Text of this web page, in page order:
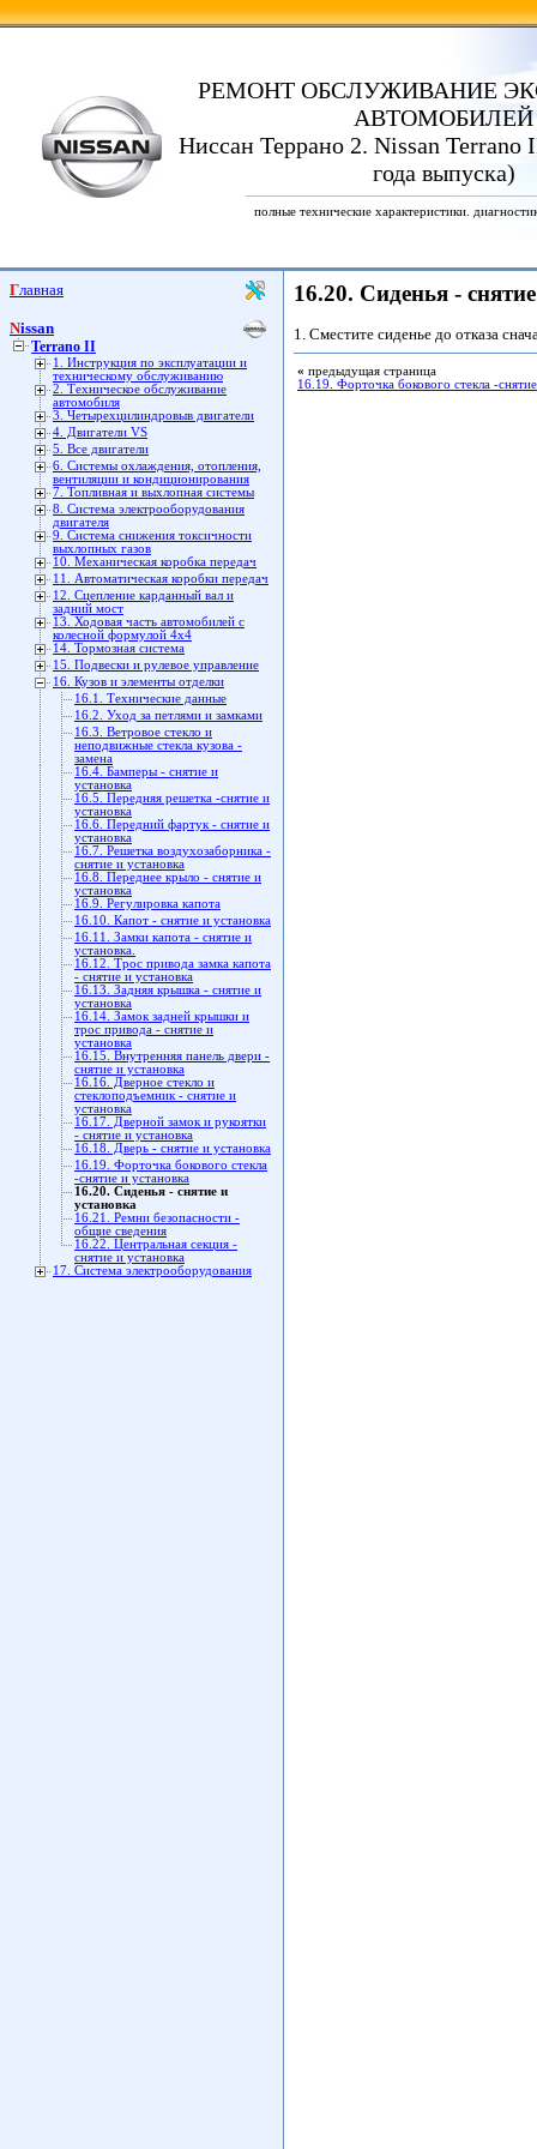
РЕМОНТ ОБСЛУЖИВАНИЕ
АВТОМОБИЛЕЙ
Ниссан Террано 2. Nissan Terrano
года выпуска)
полные технические характеристики.
Главная
Nissan
Terrano II
1. Инструкция по эксплуатации и
техническому обслуживанию
2. Техническое обслуживание
автомобиля
3. Четырехцилиндровыв двигатели
4. Двигатели VS
5. Все двигатели
6. Системы охлаждения, отопления,
вентиляции и кондиционирования
7. Топливная и выхлопная системы
8. Система электрооборудования
двигателя
9. Система снижения токсичности
выхлопных газов
10. Механическая коробка передач
11. Автоматическая коробки передач
12. Сцепление карданный вал и
задний мост
13. Ходовая часть автомобилей с
колесной формулой 4x4
14. Тормозная система
15. Подвески и рулевое управление
16. Кузов и элементы отделки
16.1. Технические данные
16.2. Уход за петлями и замками
16.3. Ветровое стекло и
неподвижные стекла кузова -
замена
16.4. Бамперы - снятие и
установка
16.5. Передняя решетка -снятие и
установка
16.6. Передний фартук - снятие и
установка
16.7. Решетка воздухозаборника -
снятие и установка
16.8. Переднее крыло - снятие и
установка
16.9. Регулировка капота
16.10. Капот - снятие и установка
16.11. Замки капота - снятие и
установка.
16.12. Трос привода замка капота
- снятие и установка
16.13. Задняя крышка - снятие и
установка
16.14. Замок задней крышки и
трос привода - снятие и
установка
16.15. Внутренняя панель двери -
снятие и установка
16.16. Дверное стекло и
стеклоподъемник - снятие и
установка
16.17. Дверной замок и рукоятки
- снятие и установка
16.18. Дверь - снятие и установка
16.19. Форточка бокового стекла
-снятие и установка
16.20. Сиденья - снятие и
установка
16.21. Ремни безопасности -
общие сведения
16.22. Центральная секция -
снятие и установка
17. Система электрооборудования
16.20. Сиденья -
1. Сместите сиденье до отказа
« предыдущая страница
16.19. Форточка бокового стекла -